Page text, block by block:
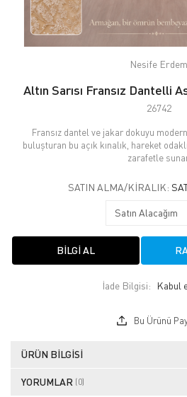
Nesife Erdem
Altın Sarısı Fransız Dantelli
26742
Fransız dantel ve jakar dokuyu
buluşturan bu açık kınalık, hareket
zarafetle
SATIN ALMA/KIRALIK:
BILGI AL
İade Bilgisi:
Bu Ürünü
ÜRÜN BILGISI
YORUMLAR (0)